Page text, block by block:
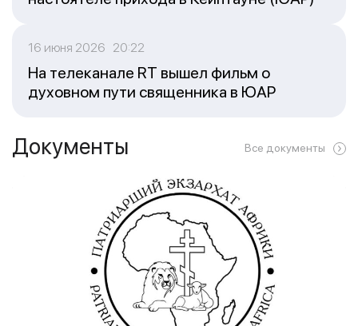
16 июня 2026 20:22
На телеканале RT вышел фильм о
духовном пути священника в ЮАР
Документы Все документы